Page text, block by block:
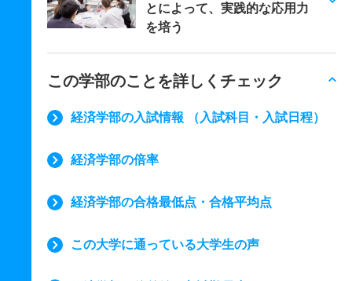
とによって、実践的な応用力
を培う
この学部のことを詳しくチェック
経済学部の入試情報 （入試科目・入試日程）
経済学部の倍率
経済学部の合格最低点・合格平均点
この大学に通っている大学生の声